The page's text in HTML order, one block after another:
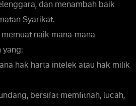
dan menambah baik
Syarikat.
naik mana-mana
yang:
hak harta intelek atau hak milik
bersifat memfitnah, lucah,